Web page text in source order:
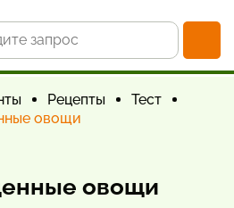
Рецепты
Тест
овощи
овощи